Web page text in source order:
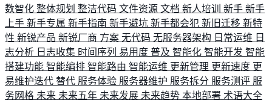
数智化 整体规划 整洁代码 文件资源 文档 新人培训 新手 新手
上手 新手专属 新手指南 新手避坑 新手都会犯 新旧迁移 新特
性 新锐产品 新锐厂商 方案 无代码 无服务器架构 日常运维 日
志分析 日志收集 时间序列 易用度 普及 智能化 智能开发 智能
搭建功能 智能编排 智能路由 智能运维 更新管理 更新速度 更
易维护迭代 替代 服务体验 服务器维护 服务拆分 服务测评 服
务网格 未来 未来五年 未来发展 未来趋势 本地部署 术语大全